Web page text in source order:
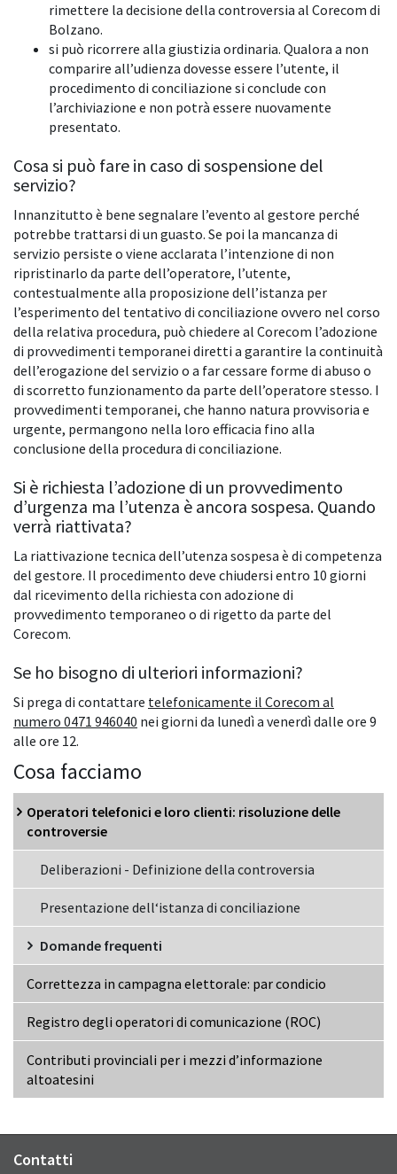
rimettere la decisione della controversia al Corecom di
Bolzano.
si può ricorrere alla giustizia ordinaria. Qualora a non
comparire all’udienza dovesse essere l’utente, il
procedimento di conciliazione si conclude con
l’archiviazione e non potrà essere nuovamente
presentato.
Cosa si può fare in caso di sospensione del
servizio?
Innanzitutto è bene segnalare l’evento al gestore perché
potrebbe trattarsi di un guasto. Se poi la mancanza di
servizio persiste o viene acclarata l’intenzione di non
ripristinarlo da parte dell’operatore, l’utente,
contestualmente alla proposizione dell’istanza per
l’esperimento del tentativo di conciliazione ovvero nel corso
della relativa procedura, può chiedere al Corecom l’adozione
di provvedimenti temporanei diretti a garantire la continuità
dell’erogazione del servizio o a far cessare forme di abuso o
di scorretto funzionamento da parte dell’operatore stesso. I
provvedimenti temporanei, che hanno natura provvisoria e
urgente, permangono nella loro efficacia fino alla
conclusione della procedura di conciliazione.
Si è richiesta l’adozione di un provvedimento
d’urgenza ma l’utenza è ancora sospesa. Quando
verrà riattivata?
La riattivazione tecnica dell’utenza sospesa è di competenza
del gestore. Il procedimento deve chiudersi entro 10 giorni
dal ricevimento della richiesta con adozione di
provvedimento temporaneo o di rigetto da parte del
Corecom.
Se ho bisogno di ulteriori informazioni?
Si prega di contattare telefonicamente il Corecom al
numero 0471 946040 nei giorni da lunedì a venerdì dalle ore 9
alle ore 12.
Cosa facciamo
Operatori telefonici e loro clienti: risoluzione delle
controversie
Deliberazioni - Definizione della controversia
Presentazione dell‘istanza di conciliazione
Domande frequenti
Correttezza in campagna elettorale: par condicio
Registro degli operatori di comunicazione (ROC)
Contributi provinciali per i mezzi d’informazione
altoatesini
Contatti